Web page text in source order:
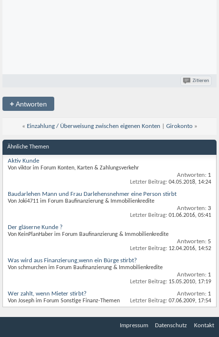
Zitieren
+Antworten
« Einzahlung / Überweisung zwischen eigenen Konten Girokonto »
Ähnliche Themen
Aktiv Kunde
Von viktor im Forum Konten, Karten & Zahlungsverkehr
Antworten: 1
Letzter Beitrag: 04.05.2018, 14:24
Baudarlehen Mann und Frau Darlehensnehmer eine Person stirbt
Von Joki4711 im Forum Baufinanzierung & Immobilienkredite
Antworten: 3
Letzter Beitrag: 01.06.2016, 05:41
Der gläserne Kunde ?
Von KeinPlanHaber im Forum Baufinanzierung & Immobilienkredite
Antworten: 5
Letzter Beitrag: 12.04.2016, 14:52
Was wird aus Finanzierung,wenn ein Bürge stirbt?
Von schmurchen im Forum Baufinanzierung & Immobilienkredite
Antworten: 1
Letzter Beitrag: 15.05.2010, 17:19
Wer zahlt, wenn Mieter stirbt?
Von Joseph im Forum Sonstige Finanz-Themen
Antworten: 1
Letzter Beitrag: 07.06.2009, 17:54
Impressum Datenschutz Kontakt